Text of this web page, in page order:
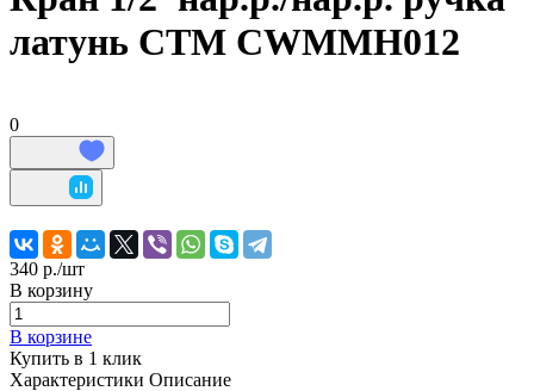
латунь СТМ CWMMH012
0
340 р./шт
В корзину
В корзине
Купить в 1 клик
Характеристики Описание